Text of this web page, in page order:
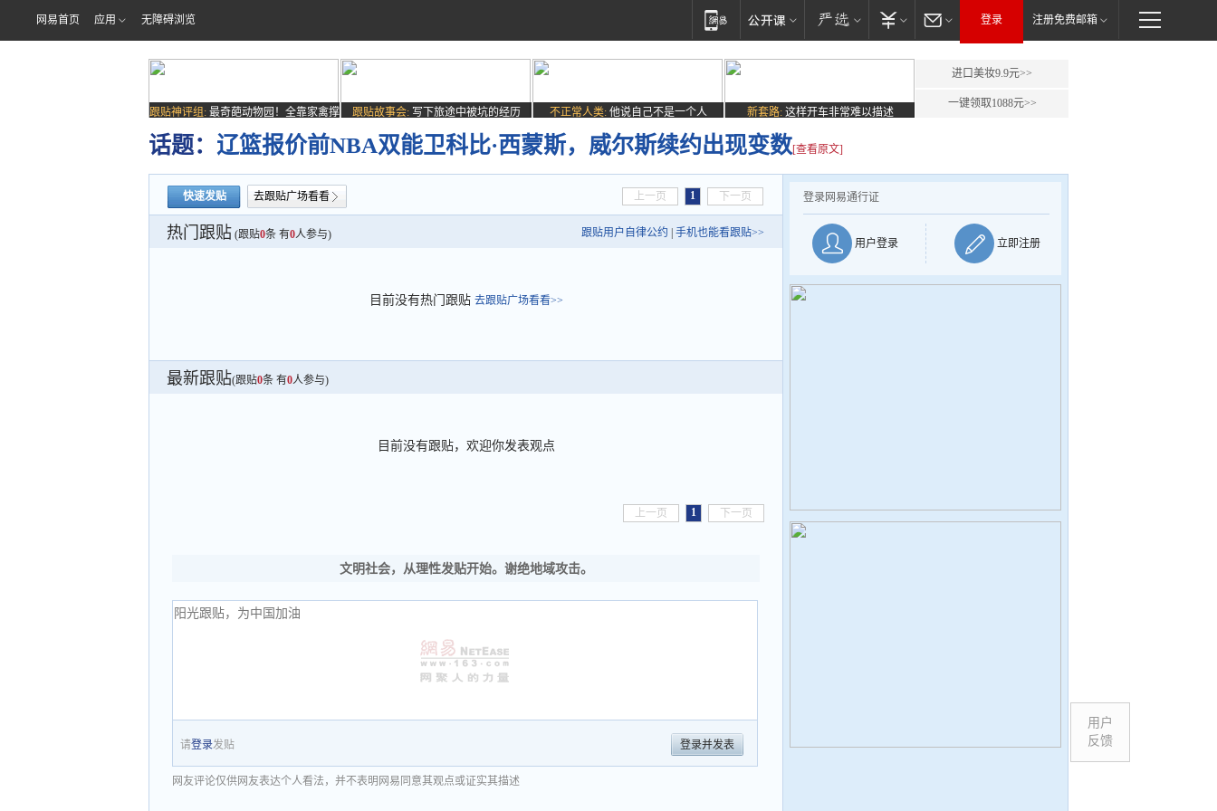
网易首页 应用 无障碍浏览 登录 注册免费邮箱
跟贴神评组: 最奇葩动物园！全靠家禽撑
场子
跟贴故事会: 写下旅途中被坑的经历 不正常人类: 他说自己不是一个人 新套路: 这样开车非常难以描述
进口美妆9.9元>>
一键领取1088元>>
话题： 辽篮报价前NBA双能卫科比·西蒙斯，威尔斯续约出现变数[查看原文]
快速发贴 去跟贴广场看看 上一页 1 下一页
热门跟贴 (跟贴0条 有0人参与) 跟贴用户自律公约 手机也能看跟贴>>
目前没有热门跟贴 去跟贴广场看看>>
最新跟贴(跟贴0条 有0人参与)
目前没有跟贴，欢迎你发表观点
上一页 1 下一页
文明社会，从理性发贴开始。谢绝地域攻击。
请登录发贴 登录并发表
网友评论仅供网友表达个人看法，并不表明网易同意其观点或证实其描述
登录网易通行证
用户登录 立即注册
用户
反馈